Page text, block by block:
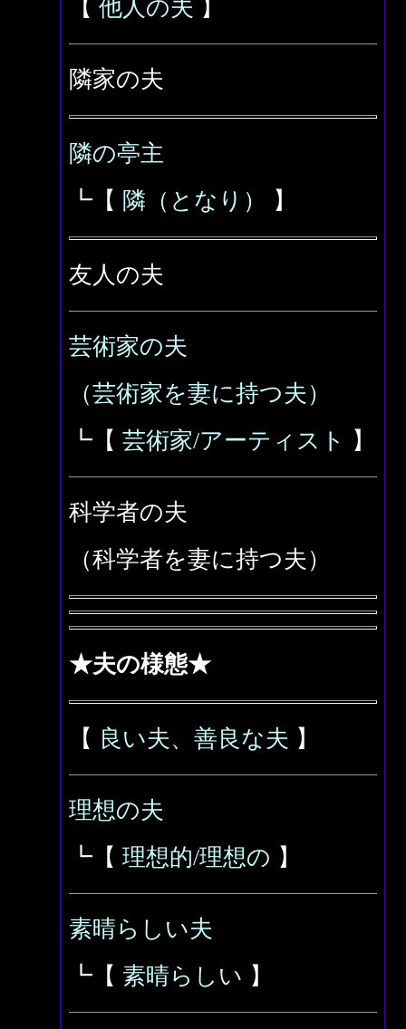
【 他人の夫 】
隣家の夫
隣の亭主
┗【 隣（となり） 】
友人の夫
芸術家の夫
（芸術家を妻に持つ夫）
┗【 芸術家/アーティスト 】
科学者の夫
（科学者を妻に持つ夫）
★夫の様態★
【 良い夫、善良な夫 】
理想の夫
┗【 理想的/理想の 】
素晴らしい夫
┗【 素晴らしい 】